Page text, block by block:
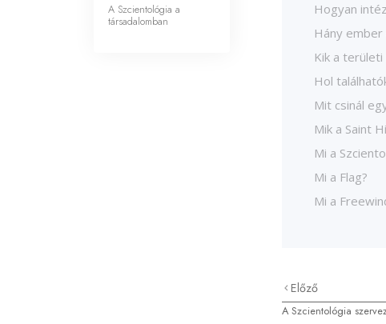
Hogyan
Hány
Kik a területi
Hol
Mit csinál
Mik a Saint
Mi a
Mi a Flag?
Mi a
Előző
A Szcientológia
A Szcientológia a
társadalomban